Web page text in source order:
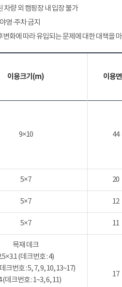
차량 외 캠핑장 내 입장 불가
영·주차 금지
변화에 따라 유입되는 문제에 대한 대책을
이용크기(m) 이용
9×10 44
5×7 20
5×7 12
5×7 11
목재 데크
(데크번호 : 4)
크번호 : 5, 7, 9, 10, 13~17)
(데크번호 : 1~3, 6, 11)
17